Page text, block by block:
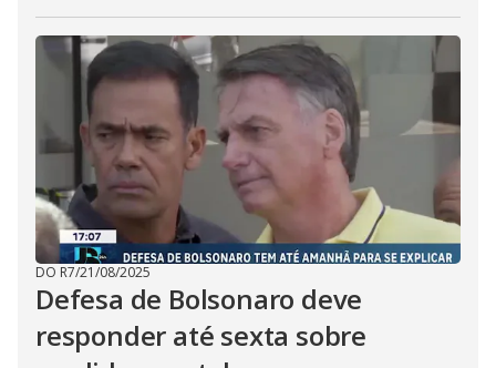
DO R7/21/08/2025
Defesa de Bolsonaro deve
responder até sexta sobre